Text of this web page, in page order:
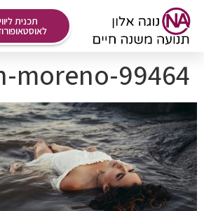
לתוכן
תכנית ליווי
moreno-99464